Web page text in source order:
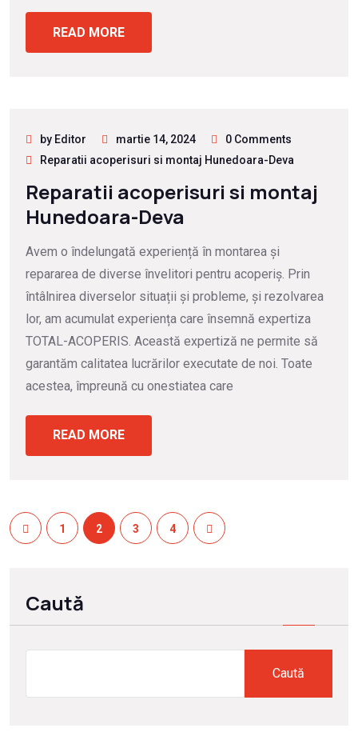
READ MORE
by Editor martie 14, 2024
0 Comments
Reparatii acoperisuri si montaj Hunedoara-Deva
Reparatii acoperisuri si montaj
Hunedoara-Deva
Avem o îndelungată experiență în montarea și
repararea de diverse învelitori pentru acoperiș. Prin
întâlnirea diverselor situații și probleme, și rezolvarea
lor, am acumulat experiența care însemnă expertiza
TOTAL-ACOPERIS. Această expertiză ne permite să
garantăm calitatea lucrărilor executate de noi. Toate
acestea, împreună cu onestiatea care
READ MORE
1 2 3 4
Caută
Caută